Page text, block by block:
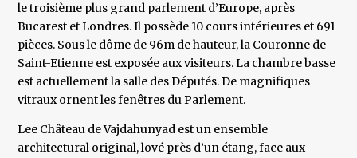
le troisième plus grand parlement d’Europe, après
Bucarest et Londres. Il possède 10 cours intérieures et 691
pièces. Sous le dôme de 96m de hauteur, la Couronne de
Saint-Etienne est exposée aux visiteurs. La chambre basse
est actuellement la salle des Députés. De magnifiques
vitraux ornent les fenêtres du Parlement.
Lee Château de Vajdahunyad est un ensemble
architectural original, lové près d’un étang, face aux